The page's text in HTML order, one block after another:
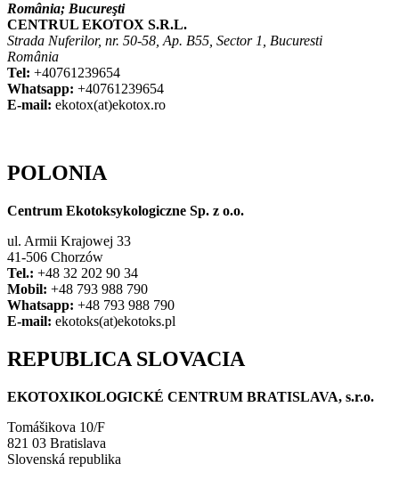
România; Bucureşti
CENTRUL EKOTOX S.R.L.
Strada Nuferilor, nr. 50-58, Ap. B55, Sector 1, Bucuresti
România
Tel: +40761239654
Whatsapp: +40761239654
E-mail: ekotox(at)ekotox.ro
POLONIA
Centrum Ekotoksykologiczne Sp. z o.o.
ul. Armii Krajowej 33
41-506 Chorzów
Tel.: +48 32 202 90 34
Mobil: +48 793 988 790
Whatsapp: +48 793 988 790
E-mail: ekotoks(at)ekotoks.pl
REPUBLICA SLOVACIA
EKOTOXIKOLOGICKÉ CENTRUM BRATISLAVA, s.r.o.
Tomášikova 10/F
821 03 Bratislava
Slovenská republika